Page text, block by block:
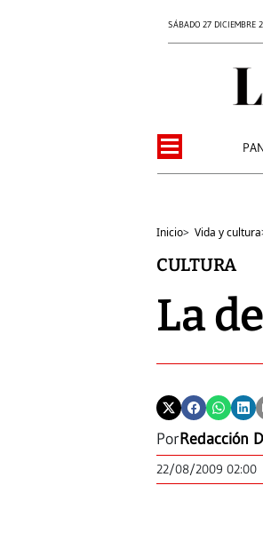
SÁBADO 27 DICIEMBRE
Inicio> Vida y cultura
CULTURA
La
PorRedacción
22/08/2009 02:00